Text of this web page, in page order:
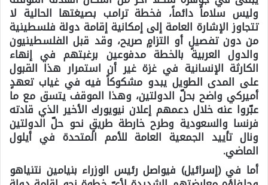
وليس سلاماً دائماً، فخطة ترامب بصيغتها الحالية لا
تتجاوز الإشارة العامة إلى إمكانية إقامة دولة فلسطينية
من دون تفصيلٍ أو التزامٍ صريح، وقد قبل الفلسطينيون
والدول العربية بالخطة مدفوعين برغبتهم في إنهاء
الكارثة الإنسانية في غزة غير أن استمرار هذا القبول
على المدى الطويل يبدو مشكوكاً فيه في غياب تعهدٍ
أميركي واضح بحلّ الدولتين، وهذا الموقف يتسق مع ما
عبّروا عنه خلال دعمهم إعلان نيويورك الأخير الذي قادته
فرنسا والسعودية وطرح خارطة طريقٍ نحو حلّ الدولتين
ونال تأييد الجمعية العامة للأمم المتحدة في أيلول
الماضي.
أما في (إسرائيل) فيواصل رئيس الوزراء بنيامين نتنياهو